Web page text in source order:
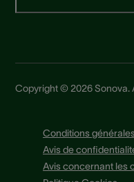
Copyright © 2026 Sonova.
Conditions générales
Avis de
Avis concernant les